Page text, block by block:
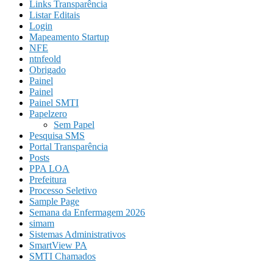
Links Transparência
Listar Editais
Login
Mapeamento Startup
NFE
ntnfeold
Obrigado
Painel
Painel
Painel SMTI
Papelzero
Sem Papel
Pesquisa SMS
Portal Transparência
Posts
PPA LOA
Prefeitura
Processo Seletivo
Sample Page
Semana da Enfermagem 2026
simam
Sistemas Administrativos
SmartView PA
SMTI Chamados